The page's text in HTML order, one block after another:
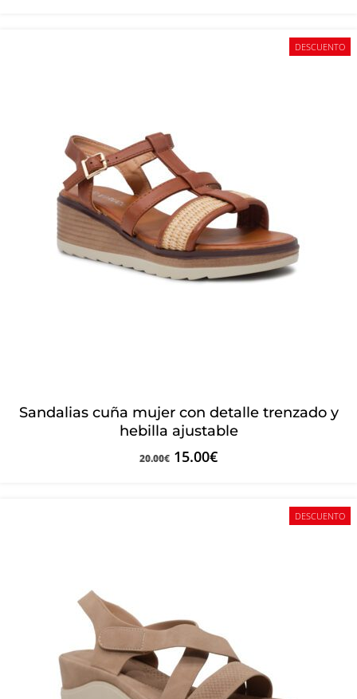
DESCUENTO
Sandalias cuña mujer con detalle trenzado y
hebilla ajustable
20.00€ 15.00€
DESCUENTO